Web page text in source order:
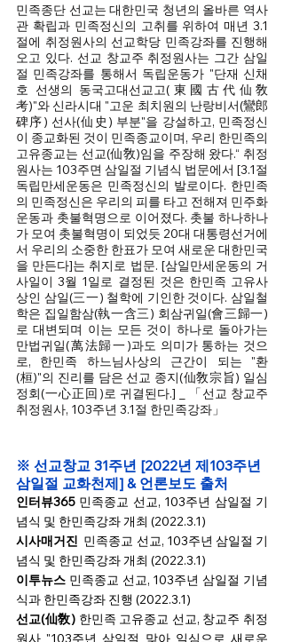
민족종단 선교는 대한민국 청년의 올바른 역사
관 확립과 민족정신의 고취를 위하여 매년 3.1
절에 취정원사의 선교학당 민족강좌를 진행해
오고 있다. 선교 창교주 취정원사는 그간 삼일
절 민족강좌를 통해서 독립운동가 "단재 신채
호 선생의 동국고대선교고(東國古代仙敎
考)"와 신라시대 "고운 최치원의 난랑비서(鸞郎
碑序) 선사(仙史) 부분"을 강설하고, 민족정신
이 종교화된 것이 민족종교이며, 우리 한민족의
고유종교는 선교(仙敎)임을 주장해 왔다.“ 취정
원사는 103주면 삼일절 기념식 법문에서 [3.1절
독립만세운동은 민족정신의 발로이다. 한민족
의 민족정신은 우리의 피를 타고 전해져 민주화
운동과 촛불혁명으로 이어졌다. 촛불 하나하나
가 모여 촛불혁명이 되었듯 20대 대통령선거에
서 우리의 소중한 한표가 모여 새로운 대한민국
을 만든다]는 취지로 법문. [삼일만세운동의 거
사일이 3월 1일로 결정된 것은 한민족 고유사
상인 삼일(三一) 철학에 기인한 것이다. 삼일철
학은 집일함삼(執一含三) 회삼귀일(會三歸一)
로 대변되며 이는 모든 것이 하나로 돌아가는
만법귀일(萬法歸一)과도 의미가 통하는 것으
로, 한민족 하느님사상의 근간이 되는 "환
(桓)"의 진리를 담은 선교 종지(仙敎宗旨) 일심
정회(一心正回)로 귀결된다.] _ 「선교 창교주
취정원사, 103주년 3.1절 한민족강좌」
※ 선교창교 31주년 [2022년 제103주년
삼일절 교화천제] & 언론보도 출처
인터뷰365 민족종교 선교, 103주년 삼일절 기
념식 및 한민족강좌 개최 (2022.3.1)
시사매거진 민족종교 선교, 103주년 삼일절 기
념식 및 한민족강좌 개최 (2022.3.1)
이투뉴스 민족종교 선교, 103주년 삼일절 기념
식과 한민족강좌 진행 (2022.3.1)
선교(仙敎) 한민족 고유종교 선교, 창교주 취정
원사 "103주년 삼일절 맞아 일심으로 새로운